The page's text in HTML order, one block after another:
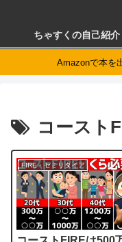
ちゃすくの自己紹介
Amazonで本を
コースト
FIRE・セミリタイア